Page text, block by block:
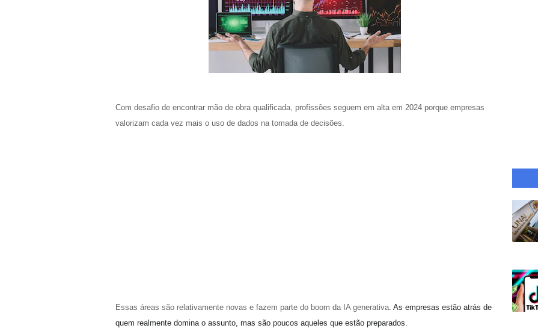
Com desafio de encontrar mão de obra qualificada, profissões seguem em alta em 2024 porque empresas
valorizam cada vez mais o uso de dados na tomada de decisões.
Essas áreas são relativamente novas e fazem parte do boom da IA generativa. As empresas estão atrás de
quem realmente domina o assunto, mas são poucos aqueles que estão preparados.